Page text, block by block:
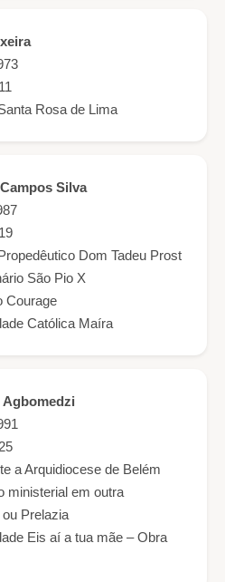
Rosa de Lima
Silva
Dom Tadeu Prost
São Pio X
Courage
Católica Maíra
a Arquidiocese de Belém
ministerial em outra
Prelazia
Eis aí a tua mãe – Obra